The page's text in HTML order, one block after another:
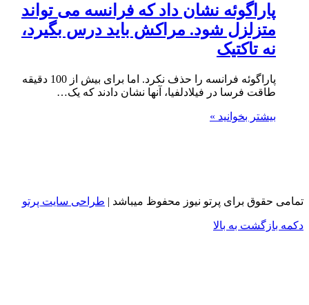
پاراگوئه نشان داد که فرانسه می تواند
متزلزل شود. مراکش باید درس بگیرد،
نه تاکتیک
پاراگوئه فرانسه را حذف نکرد. اما برای بیش از 100 دقیقه
طاقت فرسا در فیلادلفیا، آنها نشان دادند که یک…
بیشتر بخوانید »
تمامی حقوق برای پرتو نیوز محفوظ میباشد | طراحی سایت پرتو
دکمه بازگشت به بالا